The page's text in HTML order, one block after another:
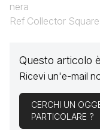
nera
Ref Collector
Questo articolo
Ricevi un'e-mail
CERCHI UN
PARTICOLARE ?